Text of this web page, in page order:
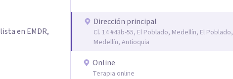
en EMDR,
Dirección principal
Cl. 14 #43b-55, El Poblado, Medellín, El Poblado,
Medellín, Antioquia
Online
Terapia online